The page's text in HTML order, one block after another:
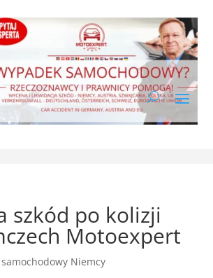
szkód po kolizji
Motoexpert
Niemcy